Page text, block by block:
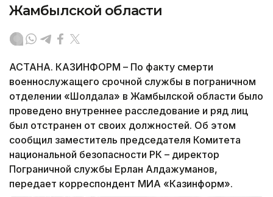
Жамбылской области
АСТАНА. КАЗИНФОРМ – По факту смерти
военнослужащего срочной службы в пограничном
отделении «Шолдала» в Жамбылской области было
проведено внутреннее расследование и ряд лиц
был отстранен от своих должностей. Об этом
сообщил заместитель председателя Комитета
национальной безопасности РК – директор
Пограничной службы Ерлан Алдажуманов,
передает корреспондент МИА «Казинформ».